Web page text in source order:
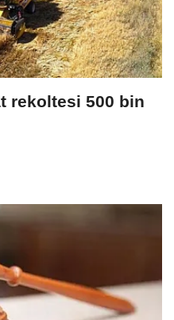
rekoltesi 500 bin